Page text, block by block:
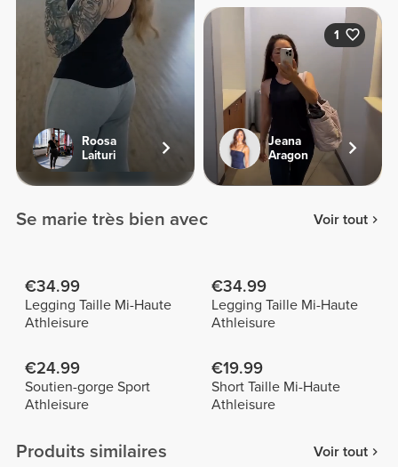
Roosa
Laituri
1
Jeana
Aragon
Se marie très bien avec Voir tout
€34.99
Legging Taille Mi-Haute
Athleisure
€34.99
Legging Taille Mi-Haute
Athleisure
€24.99
Soutien-gorge Sport
Athleisure
€19.99
Short Taille Mi-Haute
Athleisure
Produits similaires Voir tout